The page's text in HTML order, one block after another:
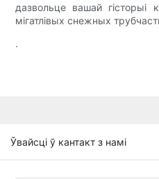
дазвольце вашай гісторыі
мігатлівых снежных
.
Ўвайсці ў кантакт з намі